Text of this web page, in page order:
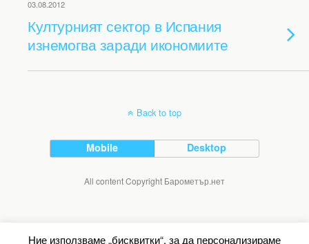
03.08.2012
Културният сектор в Испания
изнемогва заради икономиите
Back to top
Mobile Desktop
All content Copyright Барометър.нет
Ние използваме „бисквитки“, за да персонализираме